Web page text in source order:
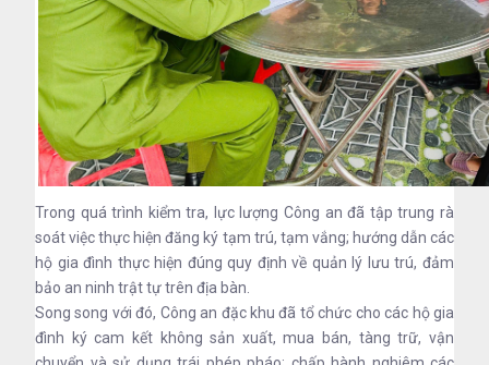
Trong quá trình kiểm tra, lực lượng Công an đã tập trung rà
soát việc thực hiện đăng ký tạm trú, tạm vắng; hướng dẫn các
hộ gia đình thực hiện đúng quy định về quản lý lưu trú, đảm
bảo an ninh trật tự trên địa bàn.
Song song với đó, Công an đặc khu đã tổ chức cho các hộ gia
đình ký cam kết không sản xuất, mua bán, tàng trữ, vận